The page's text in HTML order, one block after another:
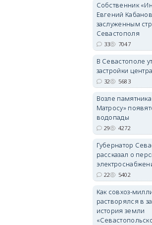
Собственник
Евгений
заслуженным
Севастополя
33 7047
В Севастополе
застройки
32 5683
Возле
Матросу»
водопады
29 4272
Губернатор
рассказал о
22 5402
Как совхоз-
растворялся в
история земли